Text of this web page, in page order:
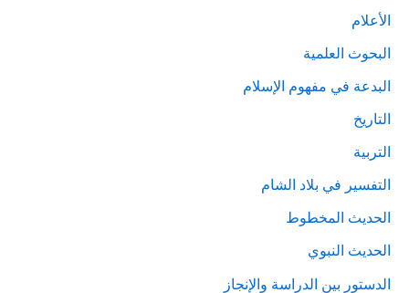
الأعلام
البحوث العلمية
البدعة في مفهوم الإسلام
التاريخ
التربية
التفسير في بلاد الشام
الحديث المخطوط
الحديث النبوي
الدستور بين الدراسة والإنجاز